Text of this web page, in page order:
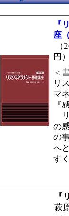
『
座
（
円
＜
リ
マ
『
リ
の
の
へ
す
『
萩